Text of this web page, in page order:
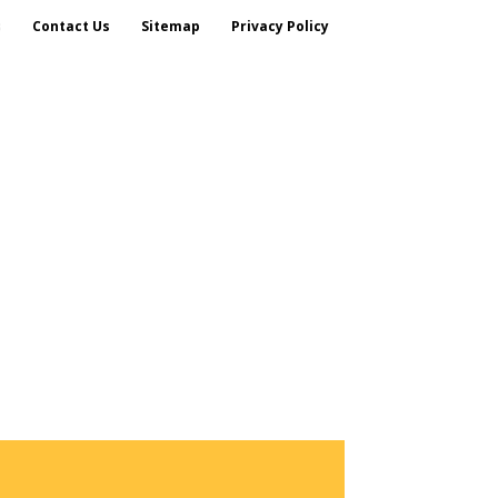
Contact Us Sitemap Privacy Policy